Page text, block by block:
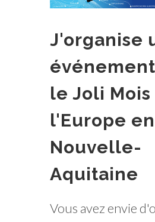
J'organise
le Joli Mois
l'Europe en
Nouvelle-
Aquitaine
Vous avez envie